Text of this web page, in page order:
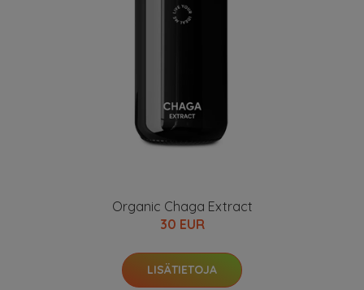
Organic Chaga Extract
30 EUR
LISÄTIETOJA